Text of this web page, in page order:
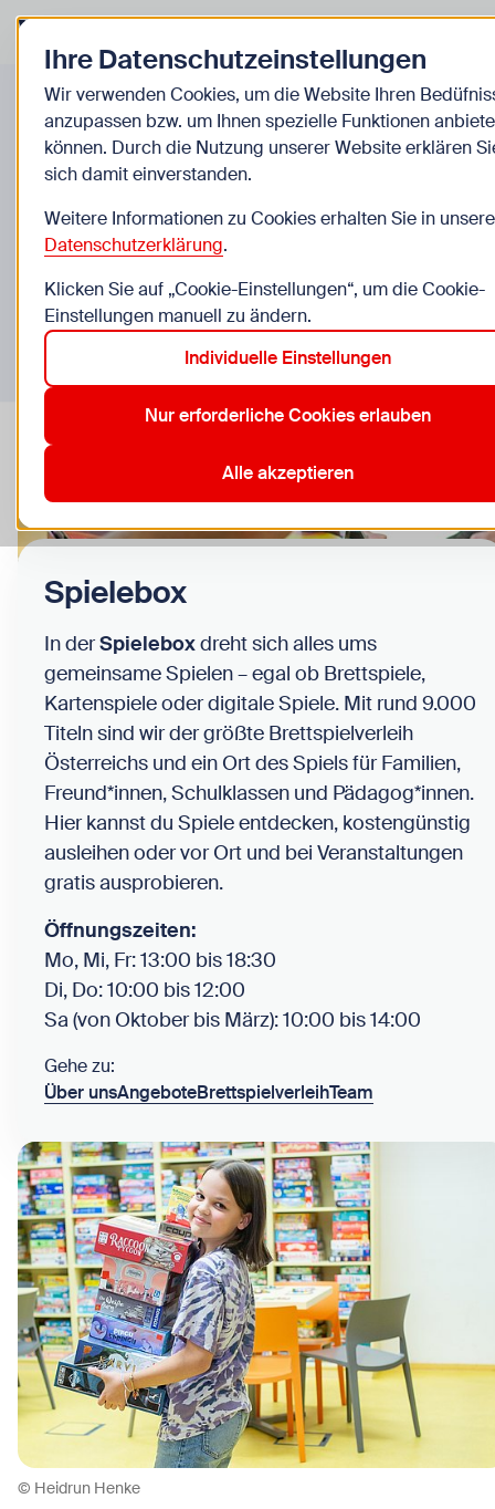
Zurück zur Startseite
Einrichtungen
Spielebox
In derSpieleboxdreht sich alles ums
gemeinsame Spielen – egal ob Brettspiele,
Kartenspiele oder digitale Spiele. Mit rund 9.000
Titeln sind wir der größte Brettspielverleih
Österreichs und ein Ort des Spiels für Familien,
Freund*innen, Schulklassen und Pädagog*innen.
Hier kannst du Spiele entdecken, kostengünstig
ausleihen oder vor Ort und bei Veranstaltungen
gratis ausprobieren.
Öffnungszeiten:
Mo, Mi, Fr: 13:00 bis 18:30
Di, Do: 10:00 bis 12:00
Sa (von Oktober bis März): 10:00 bis 14:00
Gehe zu:
Über unsAngeboteBrettspielverleihTeam
© Heidrun Henke
Ihre Datenschutzeinstellungen
Wir verwenden Cookies, um die Website Ihren
anzupassen bzw. um Ihnen spezielle Funktionen
können. Durch die Nutzung unserer Website erklären
sich damit einverstanden.
Weitere Informationen zu Cookies erhalten Sie in
Datenschutzerklärung.
Klicken Sie auf „Cookie-Einstellungen“, um die Cookie-
Einstellungen manuell zu ändern.
Individuelle Einstellungen
Nur erforderliche Cookies erlauben
Alle akzeptieren